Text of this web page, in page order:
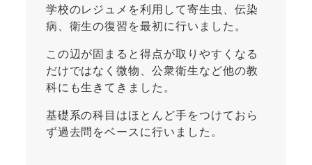
学校のレジュメを利用して寄生虫、伝染
病、衛生の復習を最初に行いました。
この辺が固まると得点が取りやすくなる
だけではなく微物、公衆衛生など他の教
科にも生きてきました。
基礎系の科目はほとんど手をつけておら
ず過去問をベースに行いました。